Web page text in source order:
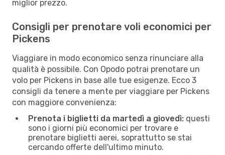
miglior prezzo.
Consigli per prenotare voli economici per
Pickens
Viaggiare in modo economico senza rinunciare alla
qualità è possibile. Con Opodo potrai prenotare un
volo per Pickens in base alle tue esigenze. Ecco 3
consigli da tenere a mente per viaggiare per Pickens
con maggiore convenienza:
Prenota i biglietti da martedì a giovedì: questi
sono i giorni più economici per trovare e
prenotare biglietti aerei, soprattutto se stai
cercando offerte dell'ultimo minuto.